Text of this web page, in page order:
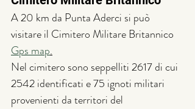
A 20 km da Punta Aderci si può
visitare il Cimitero Militare Britannico
Gps map.
Nel cimitero sono seppelliti 2617 di cui
2542 identificati e 75 ignoti militari
provenienti da territori del